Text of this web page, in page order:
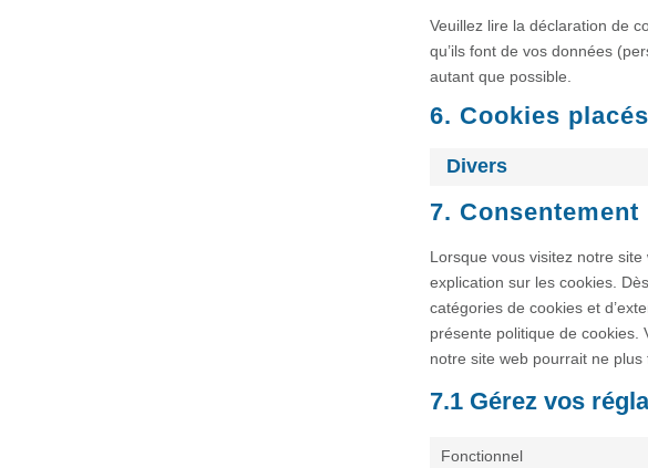
Veuillez lire la déclaration de
qu’ils font de vos données
autant que possible.
6. Cookies placés
Divers
7. Consentement
Lorsque vous visitez notre
explication sur les cookies.
catégories de cookies et
présente politique de cookies.
notre site web pourrait ne plus
7.1 Gérez vos
Fonctionnel